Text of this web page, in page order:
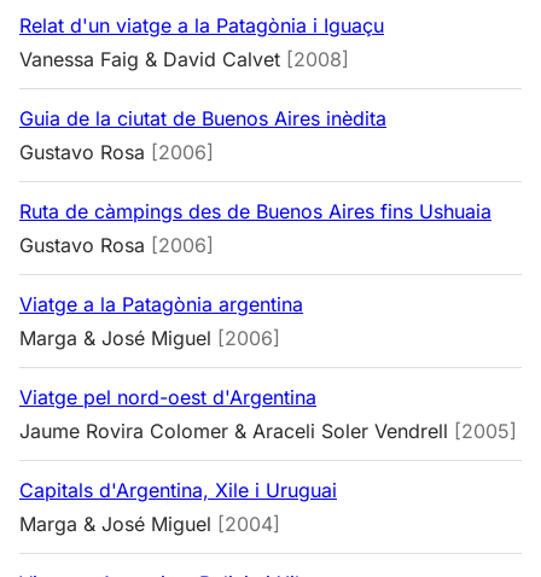
Relat d'un viatge a la Patagònia i Iguaçu
Vanessa Faig & David Calvet [2008]
Guia de la ciutat de Buenos Aires inèdita
Gustavo Rosa [2006]
Ruta de càmpings des de Buenos Aires fins Ushuaia
Gustavo Rosa [2006]
Viatge a la Patagònia argentina
Marga & José Miguel [2006]
Viatge pel nord-oest d'Argentina
Jaume Rovira Colomer & Araceli Soler Vendrell [2005]
Capitals d'Argentina, Xile i Uruguai
Marga & José Miguel [2004]